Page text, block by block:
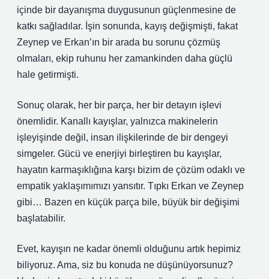
içinde bir dayanışma duygusunun güçlenmesine de
katkı sağladılar. İşin sonunda, kayış değişmişti, fakat
Zeynep ve Erkan’ın bir arada bu sorunu çözmüş
olmaları, ekip ruhunu her zamankinden daha güçlü
hale getirmişti.
Sonuç olarak, her bir parça, her bir detayın işlevi
önemlidir. Kanallı kayışlar, yalnızca makinelerin
işleyişinde değil, insan ilişkilerinde de bir dengeyi
simgeler. Gücü ve enerjiyi birleştiren bu kayışlar,
hayatın karmaşıklığına karşı bizim de çözüm odaklı ve
empatik yaklaşımımızı yansıtır. Tıpkı Erkan ve Zeynep
gibi… Bazen en küçük parça bile, büyük bir değişimi
başlatabilir.
Evet, kayışın ne kadar önemli olduğunu artık hepimiz
biliyoruz. Ama, siz bu konuda ne düşünüyorsunuz?